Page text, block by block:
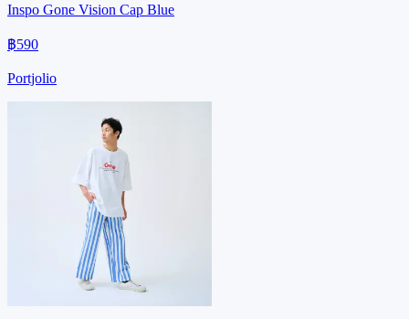
Inspo Gone Vision Cap Blue
฿590
Portjolio